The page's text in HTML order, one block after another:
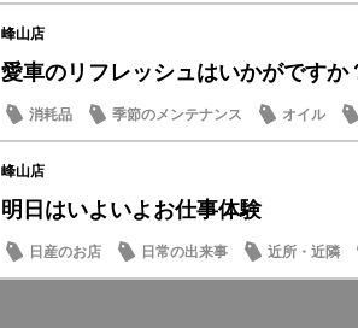
峰山店
愛車のリフレッシュはいかがですか
消耗品 季節のメンテナンス オイル
峰山店
明日はいよいよお仕事体験
日産のお店 日常の出来事 近所・近隣